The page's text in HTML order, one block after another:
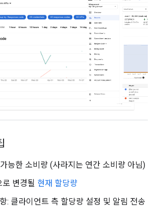
능한 소비량 (사라지는 연간 소비량 아님)
변경될 현재 할당량
: 클라이언트 측 할당량 설정 및 알림 전송